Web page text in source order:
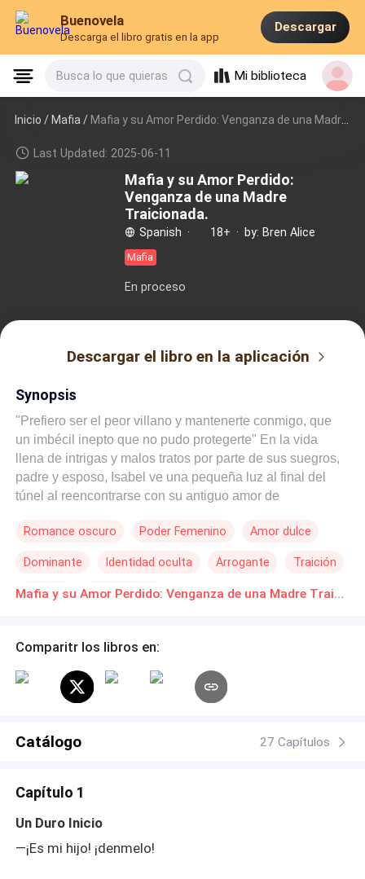
Buenovela
Descarga el libro gratis en la app
Descargar
Busca lo que quieras Mi biblioteca
Inicio /Mafia / Mafia y su Amor Perdido: Venganza de una Madre Traicionada.
Last Updated: 2025-06-11
Mafia y su Amor Perdido:
Venganza de una Madre
Traicionada.
Spanish · 18+ · by: Bren Alice
Mafia
En proceso
Descargar el libro en la aplicación
Synopsis
"Prefiero ser el peor villano y mantenerte conmigo, que
un imbécil inepto que no pudo protegerte" En la vida
llena de intrigas y malos tratos por parte de sus suegros,
padre y esposo, Isabel ve una pequeña luz al final del
túnel al reencontrarse con su antiguo amor de
momento después de tantos años, se ve opacado debido
su infidelidad con su hermanastra, la persona que más la
odia en el mundo y su terco temperamento que le impide
bestia que estaba oculta bajo una piel de cordero y que
partir de ahora yo te cuidaré... Ella baja la mirada
devastada —Ya no me queda nada para darte. Él con
la cosa más valiosa del mundo. —No necesitas darme
capaz de hacer si tú no estuvieras aquí. —su mirada se
vengativa que había mostrado nunca. "Prefiero ser el
Romance oscuro Poder Femenino Amor dulce
Dominante Identidad oculta Arrogante Traición
Divorcio Primer Amor Mafia y su Amor Perdido: Venganza de una Madre Traicionada. Novelas Online Descarga gratuita de PDF
Comparitr los libros en:
Catálogo 27 Capítulos
Capítulo 1
Un Duro Inicio
—¡Es mi hijo! ¡denmelo!